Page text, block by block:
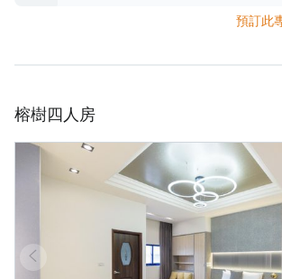
預訂此
榕樹四人房